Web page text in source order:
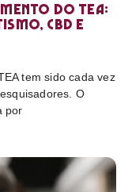
do TEA:
CBD e
tem sido cada vez
O
por